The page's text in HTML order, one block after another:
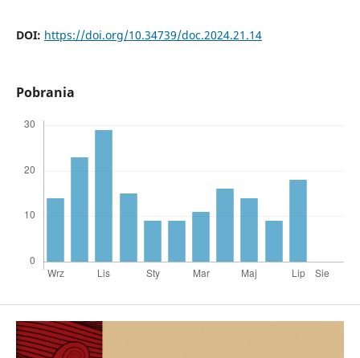
DOI: https://doi.org/10.34739/doc.2024.21.14
Pobrania